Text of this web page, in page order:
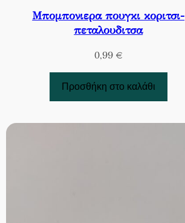
Μπομπονιερα πουγκι κοριτσι-
πεταλουδιτσα
0,99 €
Προσθήκη στο καλάθι